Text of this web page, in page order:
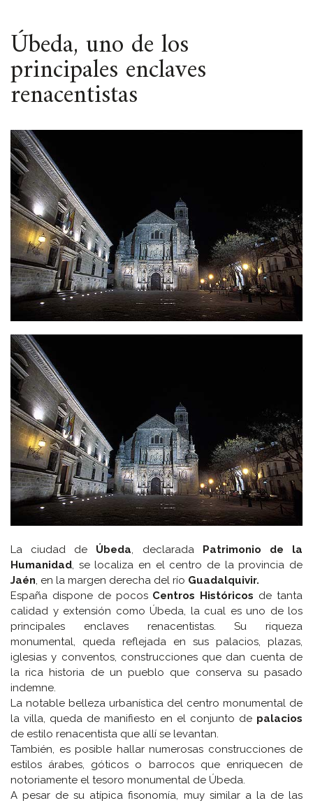
ESPACIO
Úbeda, uno de los
principales enclaves
renacentistas
La ciudad de Úbeda, declaradaPatrimonio de la
Humanidad, se localiza en el centro de la provincia de
Jaén, en la margen derecha del río Guadalquivir.
España dispone de pocos Centros Históricos de tanta
calidad y extensión como Úbeda, la cual es uno de los
principales enclaves renacentistas. Su riqueza
monumental, queda reflejada en sus palacios, plazas,
iglesias y conventos, construcciones que dan cuenta de
la rica historia de un pueblo que conserva su pasado
indemne.
La notable belleza urbanística del centro monumental de
la villa, queda de manifiesto en el conjunto de palacios
de estilo renacentista que allí se levantan.
También, es posible hallar numerosas construcciones de
estilos árabes, góticos o barrocos que enriquecen de
notoriamente el tesoro monumental de Úbeda.
A pesar de su atípica fisonomía, muy similar a la de las